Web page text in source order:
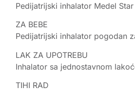
Pedijatrijski inhalator Medel
ZA BEBE
Pedijatrijski inhalator pogodan
LAK ZA UPOTREBU
Inhalator sa jednostavnom
TIHI RAD